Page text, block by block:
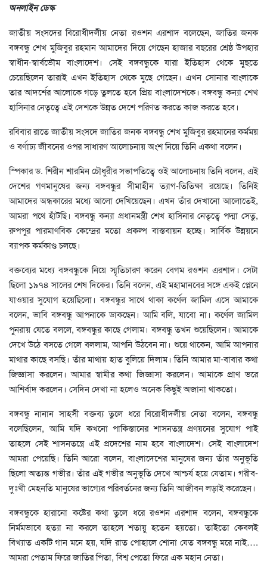
অনলাইন ডেস্ক
জাতীয় সংসদের বিরোধীদলীয় নেতা রওশন এরশাদ বলেছেন, জাতির জনক
বঙ্গবন্ধু শেখ মুজিবুর রহমান আমাদের দিয়ে গেছেন হাজার বছরের শ্রেষ্ঠ উপহার
স্বাধীন-স্বার্বভৌম বাংলাদেশ। সেই বঙ্গবন্ধুকে যারা ইতিহাস থেকে মুছতে
চেয়েছিলেন তারাই এখন ইতিহাস থেকে মুছে গেছেন। এখন সোনার বাংলাকে
তার আদর্শের আলোকে গড়ে তুলতে হবে প্রিয় বাংলাদেশকে। বঙ্গবন্ধু কন্যা শেখ
হাসিনার নেতৃত্বে এই দেশকে উন্নত দেশে পরিণত করতে কাজ করতে হবে।
রবিবার রাতে জাতীয় সংসদে জাতির জনক বঙ্গবন্ধু শেখ মুজিবুর রহমানের কর্মময়
ও বর্ণাঢ্য জীবনের ওপর সাধারণ আলোচনায় অংশ নিয়ে তিনি একথা বলেন।
স্পিকার ড. শিরীন শারমিন চৌধুরীর সভাপতিত্বে ওই আলোচনায় তিনি বলেন, এই
দেশের গণমানুষের জন্য বঙ্গবন্ধুর সীমাহীন ত্যাগ-তিতিক্ষা রয়েছে। তিনিই
আমাদের অন্ধকারের মধ্যে আলো দেখিয়েছেন। এখন তাঁর দেখানো আলোতেই,
আমরা পথে হাঁটছি। বঙ্গবন্ধু কন্যা প্রধানমন্ত্রী শেখ হাসিনার নেতৃত্বে পদ্মা সেতু,
রুপপুর পারমাণবিক কেন্দ্রের মতো প্রকল্প বাস্তবায়ন হচ্ছে। সার্বিক উন্নয়নে
ব্যাপক কর্মকাণ্ড চলছে।
বক্তব্যের মধ্যে বঙ্গবন্ধুকে নিয়ে স্মৃতিচারণ করেন বেগম রওশন এরশাদ। সেটা
ছিলো ১৯৭৪ সালের শেষ দিকের। তিনি বলেন, এই মহামানবের সঙ্গে একই প্লেনে
যাওয়ার সুযোগ হয়েছিলো। বঙ্গবন্ধুর সাথে থাকা কর্ণেল জামিল এসে আমাকে
বলেন, ভাবি বঙ্গবন্ধু আপনাকে ডাকছেন। আমি বলি, যাবো না। কর্ণেল জামিল
পুনরায় যেতে বললে, বঙ্গবন্ধুর কাছে গেলাম। বঙ্গবন্ধু তখন শুয়েছিলেন। আমাকে
দেখে উঠে বসতে গেলে বললাম, আপনি উঠবেন না। শুয়ে থাকেন, আমি আপনার
মাথার কাছে বসছি। তাঁর মাথায় হাত বুলিয়ে দিলাম। তিনি আমার মা-বাবার কথা
জিজ্ঞাসা করলেন। আমার স্বামীর কথা জিজ্ঞাসা করলেন। আমাকে প্রাণ ভরে
আশির্বাদ করলেন। সেদিন দেখা না হলেও অনেক কিছুই অজানা থাকতো।
বঙ্গবন্ধু নানান সাহসী বক্তব্য তুলে ধরে বিরোধীদলীয় নেতা বলেন, বঙ্গবন্ধু
বলেছিলেন, আমি যদি কখনো পাকিস্তানের শাসনতন্ত্র প্রণয়নের সুযোগ পাই
তাহলে সেই শাসনতন্ত্রে এই প্রদেশের নাম হবে বাংলাদেশ। সেই বাংলাদেশ
আমরা পেয়েছি। তিনি আরো বলেন, বাংলাদেশের মানুষের জন্য তাঁর অনুভূতি
ছিলো অত্যন্ত গভীর। তাঁর এই গভীর অনুভূতি দেখে আশ্চর্য হয়ে যেতাম। গরীব-
দুঃখী মেহনতি মানুষের ভাগ্যের পরিবর্তনের জন্য তিনি আজীবন লড়াই করেছেন।
বঙ্গবন্ধুকে হারানো কষ্টের কথা তুলে ধরে রওশন এরশাদ বলেন, বঙ্গবন্ধুকে
নির্মমভাবে হত্যা না করলে তাহলে শতায়ু হতেন হয়তো। তাইতো কেবলই
বিখ্যাত একটি গান মনে হয়, যদি রাত পোহালে শোনা যেত বঙ্গবন্ধু মরে নাই….
আমরা পেতাম ফিরে জাতির পিতা, বিশ্ব পেতো ফিরে এক মহান নেতা।